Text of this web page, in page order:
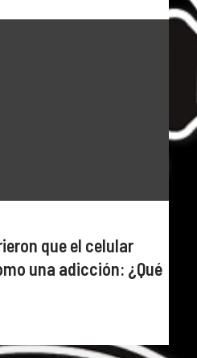
que el celular
una adicción: ¿Qué